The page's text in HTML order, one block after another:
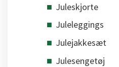
Juleskjorte
Juleleggings
Julejakkesæt
Julesengetøj